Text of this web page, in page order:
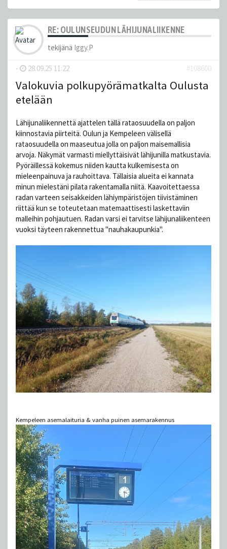
RE: OULUNSEUDUN LÄHIJUNALIIKENNE
tekijänä Iggy.P
- 28.09.25 11:22 #108600
Valokuvia polkupyörämatkalta Oulusta
etelään
Lähijunaliikennettä ajattelen tällä rataosuudella on paljon
kiinnostavia piirteitä. Oulun ja Kempeleen välisellä
rataosuudella on maaseutua jolla on paljon maisemallisia
arvoja. Näkymät varmasti miellyttäisivät lähijunilla matkustavia.
Pyöräillessä kokemus niiden kautta kulkemisesta on
mieleenpainuva ja rauhoittava. Tällaisia alueita ei kannata
minun mielestäni pilata rakentamalla niitä. Kaavoitettaessa
radan varteen seisakkeiden lähiympäristöjen tiivistäminen
riittää kun se toteutetaan matemaattisesti laskettaviin
malleihin pohjautuen. Radan varsi ei tarvitse lähijunaliikenteen
vuoksi täyteen rakennettua "nauhakaupunkia".
Kempeleen asemalaituria & vanha puinen asemarakennus